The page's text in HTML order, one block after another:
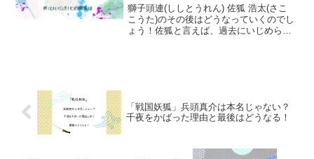
獅子頭連(ししとうれん) 佐狐 浩太(さこ
こうた)のその後はどうなっていくのでし
ょう！佐狐と言えば、過去にいじめられ
「戦国妖狐」兵頭真介は本名じゃない？
千夜をかばった理由と最後はどうなる！